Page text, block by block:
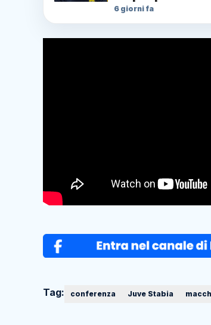
6 giorni fa
Tag: conferenza Juve Stabia